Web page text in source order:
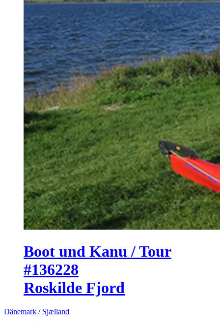
Boot und Kanu / Tour
#136228
Roskilde Fjord
Dänemark / Sjælland